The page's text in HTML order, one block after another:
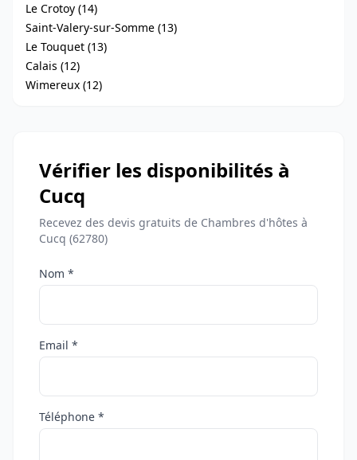
Le Crotoy (14)
Saint-Valery-sur-Somme (13)
Le Touquet (13)
Calais (12)
Wimereux (12)
Vérifier les disponibilités à
Cucq
Recevez des devis gratuits de Chambres d'hôtes à
Cucq (62780)
Nom *
Email *
Téléphone *